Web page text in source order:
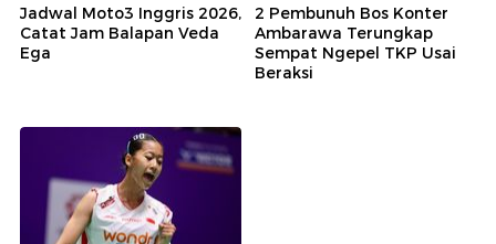
Jadwal Moto3 Inggris 2026,
Catat Jam Balapan Veda
Ega
2 Pembunuh Bos Konter
Ambarawa Terungkap
Sempat Ngepel TKP Usai
Beraksi